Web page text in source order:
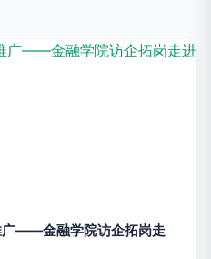
广——金融学院访企拓岗走